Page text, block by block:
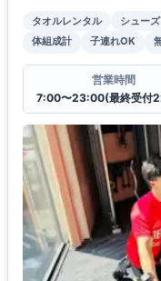
タオルレンタル シュー
体組成計
子連れOK
営業時間
7:00〜23:00(最終受付